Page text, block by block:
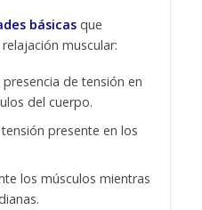
básicas que
muscular:
de tensión en
del cuerpo.
presente en los
los músculos mientras